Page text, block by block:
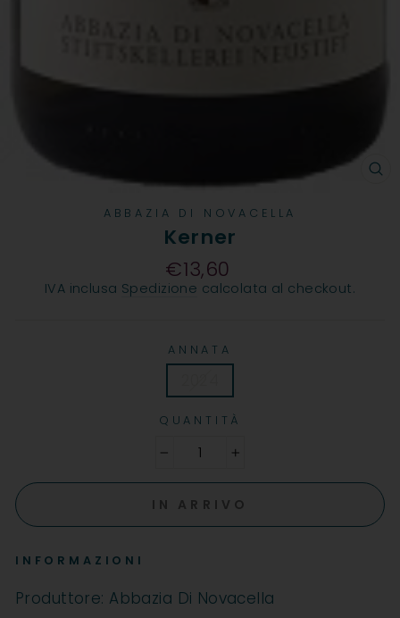
ABBAZIA DI NOVACELLA
Kerner
Prezzo
€13,60
IVA inclusa Spedizione calcolata al checkout.
ANNATA
QUANTITÀ
IN ARRIVO
INFORMAZIONI
Produttore: Abbazia Di Novacella